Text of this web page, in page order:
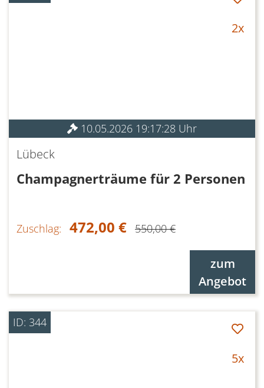
2x
10.05.2026 19:17:28 Uhr
Lübeck
Champagnerträume für 2 Personen
Zuschlag: 472,00 € 550,00 €
zum
Angebot
ID: 344
5x